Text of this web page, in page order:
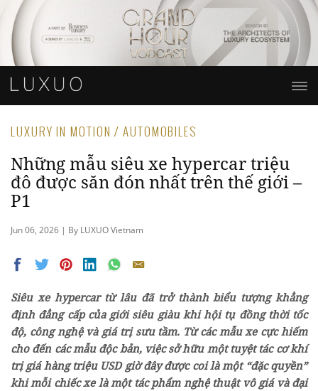
LUXURY IN MOTION / AUTOMOBILES
Những mẫu siêu xe hypercar triệu
đô được săn đón nhất trên thế giới –
P1
Jun 06, 2026 | By LUXUO Vietnam
Siêu xe hypercar từ lâu đã trở thành biểu tượng khẳng
định đẳng cấp của giới siêu giàu khi hội tụ đồng thời tốc
độ, công nghệ và giá trị sưu tầm. Từ các mẫu xe cực hiếm
cho đến các mẫu độc bản, việc sở hữu một tuyệt tác cơ khí
trị giá hàng triệu USD giờ đây được coi là một “đặc quyền”
khi mỗi chiếc xe là một tác phẩm nghệ thuật vô giá và đại